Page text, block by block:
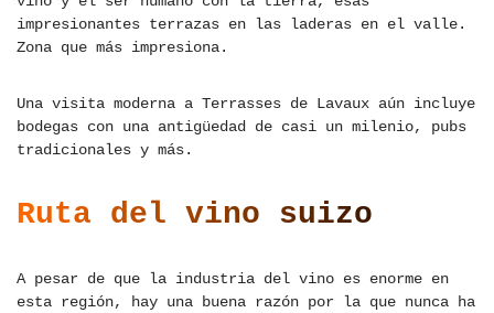
impresionantes terrazas en las laderas en el valle.
Zona que más impresiona.
Una visita moderna a Terrasses de Lavaux aún incluye
bodegas con una antigüedad de casi un milenio, pubs
tradicionales y más.
Ruta del vino suizo
A pesar de que la industria del vino es enorme en
esta región, hay una buena razón por la que nunca ha